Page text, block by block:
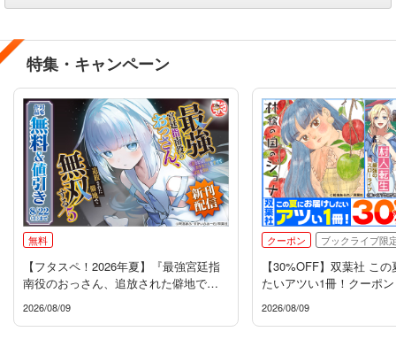
特集・キャンペーン
無料
【フタスペ！2026年夏】『最強宮廷指
南役のおっさん、追放された僻地で無
2026/08/09
クーポン ブックライブ限
【30%OFF】双葉社 こ
たいアツい1冊！クーポン
2026/08/09